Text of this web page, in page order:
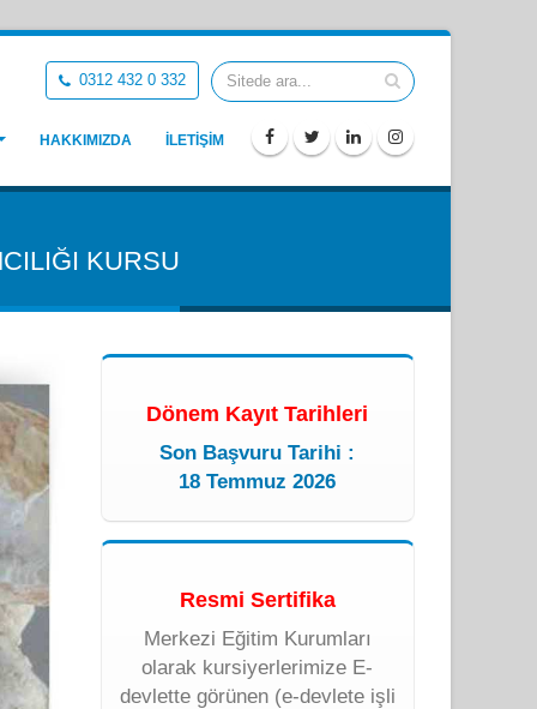
0312 432 0 332
HAKKIMIZDA İLETİŞİM
KURSU
Dönem Kayıt Tarihleri
Son Başvuru Tarihi :
18 Temmuz 2026
Resmi Sertifika
Merkezi Eğitim Kurumları
olarak kursiyerlerimize E-
devlette görünen (e-devlete işli